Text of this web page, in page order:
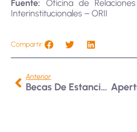
Fuente: Oficina de
Interinstitucionales – ORII
Compartir:
Anterior
Becas De Estancia Científica De Alto Nivel (SSHN) 2024